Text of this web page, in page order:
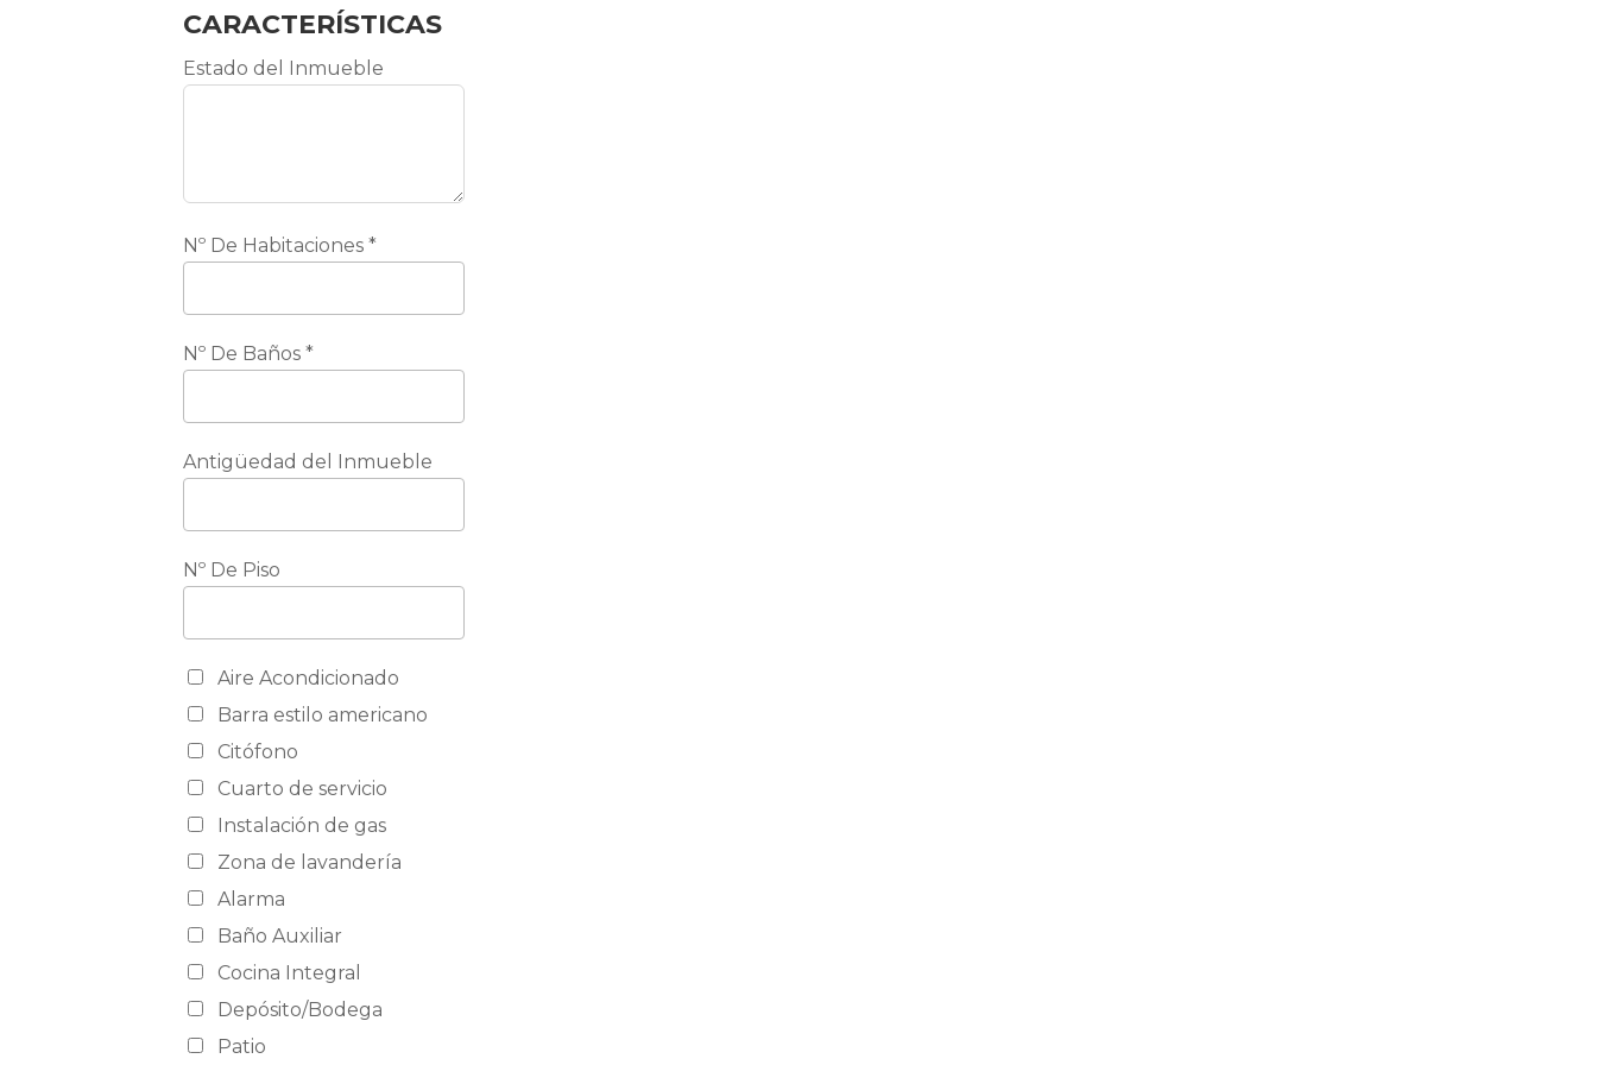
CARACTERÍSTICAS
Estado del Inmueble
Nº De Habitaciones*
Nº De Baños*
Antigüedad del Inmueble
Nº De Piso
Aire Acondicionado
Barra estilo americano
Citófono
Cuarto de servicio
Instalación de gas
Zona de lavandería
Alarma
Baño Auxiliar
Cocina Integral
Depósito/Bodega
Patio